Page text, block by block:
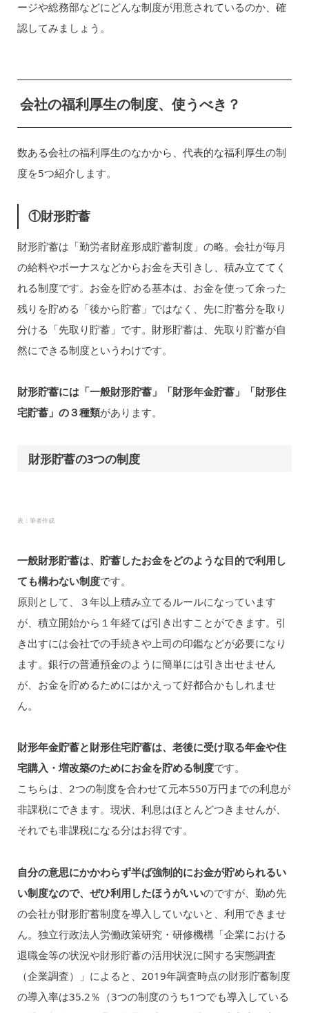
ージや総務部などにどんな制度が用意されているのか、確
認してみましょう。
会社の福利厚生の制度、使うべき？
数ある会社の福利厚生のなかから、代表的な福利厚生の制
度を5つ紹介します。
①財形貯蓄
財形貯蓄は「勤労者財産形成貯蓄制度」の略。会社が毎月
の給料やボーナスなどからお金を天引きし、積み立ててく
れる制度です。お金を貯める基本は、お金を使って余った
残りを貯める「後から貯蓄」ではなく、先に貯蓄分を取り
分ける「先取り貯蓄」です。財形貯蓄は、先取り貯蓄が自
然にできる制度というわけです。
財形貯蓄には「一般財形貯蓄」「財形年金貯蓄」「財形住
宅貯蓄」の３種類があります。
財形貯蓄の3つの制度
表：筆者作成
一般財形貯蓄は、貯蓄したお金をどのような目的で利用し
ても構わない制度です。
原則として、３年以上積み立てるルールになっています
が、積立開始から１年経てば引き出すことができます。引
き出すには会社での手続きや上司の印鑑などが必要になり
ます。銀行の普通預金のように簡単には引き出せません
が、お金を貯めるためにはかえって好都合かもしれませ
ん。
財形年金貯蓄と財形住宅貯蓄は、老後に受け取る年金や住
宅購入・増改築のためにお金を貯める制度です。
こちらは、2つの制度を合わせて元本550万円までの利息が
非課税にできます。現状、利息はほとんどつきませんが、
それでも非課税になる分はお得です。
自分の意思にかかわらず半ば強制的にお金が貯められるい
い制度なので、ぜひ利用したほうがいいのですが、勤め先
の会社が財形貯蓄制度を導入していないと、利用できませ
ん。独立行政法人労働政策研究・研修機構「企業における
退職金等の状況や財形貯蓄の活用状況に関する実態調査
（企業調査）」によると、2019年調査時点の財形貯蓄制度
の導入率は35.2％（3つの制度のうち1つでも導入している